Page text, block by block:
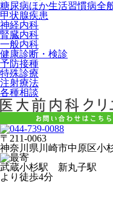
糖尿病ほか生活習慣病全
甲状腺疾患
神経内科
腎臓内科
一般内科
健康診断・検診
予防接種
特殊診療
注射療法
各種相談
〒211-0063
神奈川県川崎市中原区小
武蔵小杉駅
新丸子駅
より徒歩4分